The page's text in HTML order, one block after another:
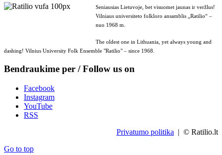
Seniausias Lietuvoje, bet visuomet jaunas ir veržlus!
Vilniaus universiteto folkloro ansamblis „Ratilio“ –
nuo 1968 m.
The oldest one in Lithuania, yet always young and
dashing! Vilnius University Folk Ensemble "Ratilio" – since 1968.
Bendraukime per / Follow us on
Facebook
Instagram
YouTube
RSS
Privatumo politika | © Ratilio.lt
Go to top